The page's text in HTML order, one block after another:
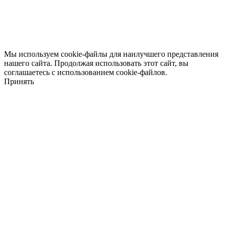
Мы используем cookie-файлы для наилучшего представления
нашего сайта. Продолжая использовать этот сайт, вы
соглашаетесь с использованием cookie-файлов.
Принять